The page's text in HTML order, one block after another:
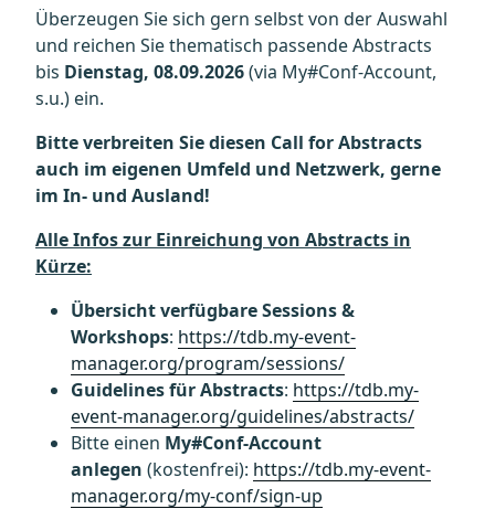
Überzeugen Sie sich gern selbst von der Auswahl
und reichen Sie thematisch passende Abstracts
bis Dienstag, 08.09.2026(via My#Conf-Account,
s.u.) ein.
Bitte verbreiten Sie diesen Call for Abstracts
auch im eigenen Umfeld und Netzwerk, gerne
im In- und Ausland!
Alle Infos zur Einreichung von Abstracts in
Kürze:
Übersicht verfügbare Sessions &
Workshops: https://tdb.my-event-
manager.org/program/sessions/
Guidelines für Abstracts: https://tdb.my-
event-manager.org/guidelines/abstracts/
Bitte einen My#Conf-Account
anlegen (kostenfrei): https://tdb.my-event-
manager.org/my-conf/sign-up